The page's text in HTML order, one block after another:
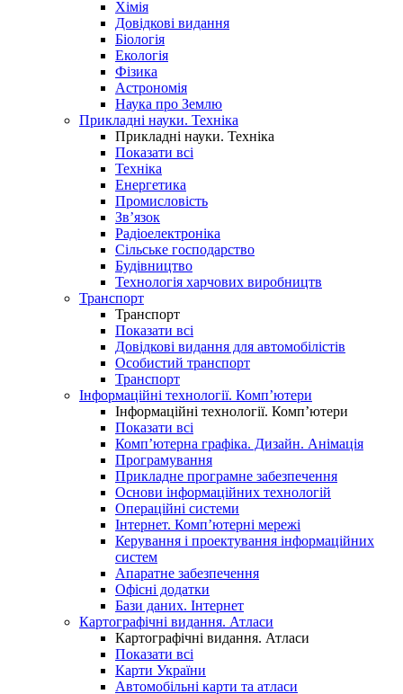
Хімія
Довідкові видання
Біологія
Екологія
Фізика
Астрономія
Наука про Землю
Прикладні науки. Техніка
Прикладні науки. Техніка
Показати всі
Техніка
Енергетика
Промисловість
Зв’язок
Радіоелектроніка
Сільське господарство
Будівництво
Технологія харчових виробництв
Транспорт
Транспорт
Показати всі
Довідкові видання для автомобілістів
Особистий транспорт
Транспорт
Інформаційні технології. Комп’ютери
Інформаційні технології. Комп’ютери
Показати всі
Комп’ютерна графіка. Дизайн. Анімація
Програмування
Прикладне програмне забезпечення
Основи інформаційних технологій
Операційні системи
Інтернет. Комп’ютерні мережі
Керування і проектування інформаційних
систем
Апаратне забезпечення
Офісні додатки
Бази даних. Інтернет
Картографічні видання. Атласи
Картографічні видання. Атласи
Показати всі
Карти України
Автомобільні карти та атласи